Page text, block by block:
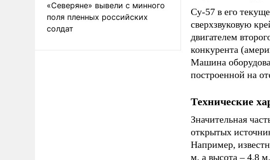
«Северяне» вывели с минного
поля пленных российских
солдат
Су-57 в его
сверхзвуковую
двигателем
конкурента
Машина
построенной на
Технические
Значительная
открытых
Например,
м, а высота – 4,8